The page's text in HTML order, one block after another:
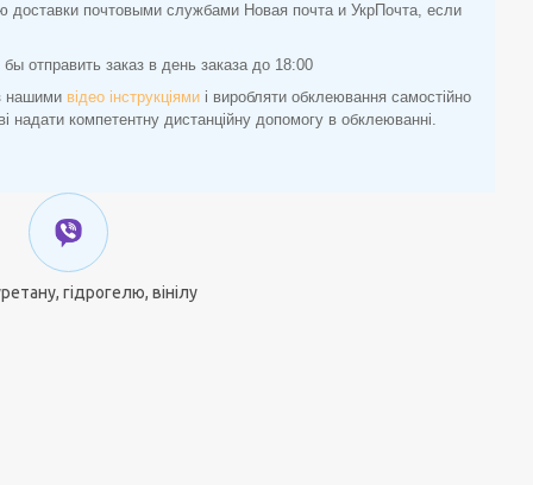
почтовыми службами Новая почта и УкрПочта, если
отправить заказ в день заказа до 18:00
нашими відео інструкціями і виробляти обклеювання самостійно
компетентну дистанційну допомогу в обклеюванні.
гідрогелю, вінілу